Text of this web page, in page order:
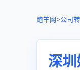
跑羊网>公司
深圳